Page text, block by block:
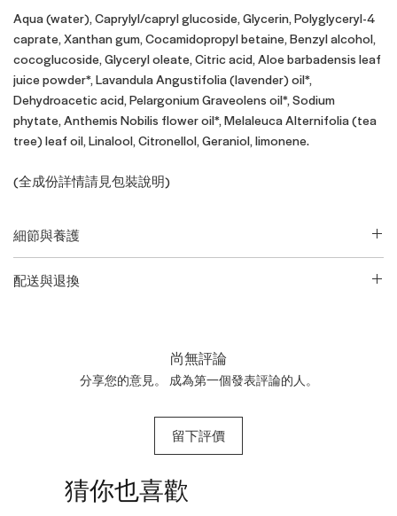
​猜你也喜歡
Aqua (water), Caprylyl/capryl glucoside, Glycerin, Polyglyceryl-4
caprate, Xanthan gum, Cocamidopropyl betaine, Benzyl alcohol,
cocoglucoside, Glyceryl oleate, Citric acid, Aloe barbadensis leaf
juice powder*, Lavandula Angustifolia (lavender) oil*,
Dehydroacetic acid, Pelargonium Graveolens oil*, Sodium
phytate, Anthemis Nobilis flower oil*, Melaleuca Alternifolia (tea
tree) leaf oil, Linalool, Citronellol, Geraniol, limonene.
(全成份詳情請見包裝說明)
細節與養護
• 產品英文名稱與凈含量：
配送與退換
態。請注意：由於運送限制原因，香水、指甲油、蠟燭、噴霧
產品一旦售出將不予退換。
尚無評論
分享您的意見。 成為第一個發表評論的人。
留下評價